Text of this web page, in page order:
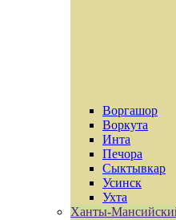
Воргашор
Воркута
Инта
Печора
Сыктывкар
Усинск
Ухта
Ханты-